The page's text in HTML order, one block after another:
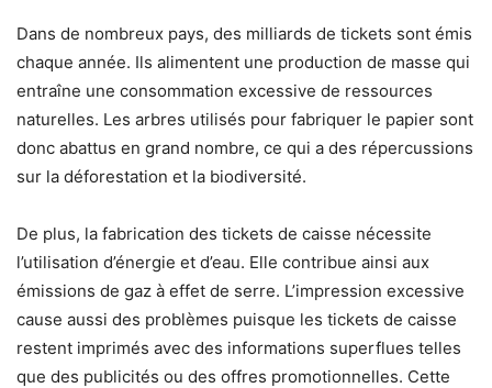
Dans de nombreux pays, des milliards de tickets sont émis
chaque année. Ils alimentent une production de masse qui
entraîne une consommation excessive de ressources
naturelles. Les arbres utilisés pour fabriquer le papier sont
donc abattus en grand nombre, ce qui a des répercussions
sur la déforestation et la biodiversité.
De plus, la fabrication des tickets de caisse nécessite
l’utilisation d’énergie et d’eau. Elle contribue ainsi aux
émissions de gaz à effet de serre. L’impression excessive
cause aussi des problèmes puisque les tickets de caisse
restent imprimés avec des informations superflues telles
que des publicités ou des offres promotionnelles. Cette